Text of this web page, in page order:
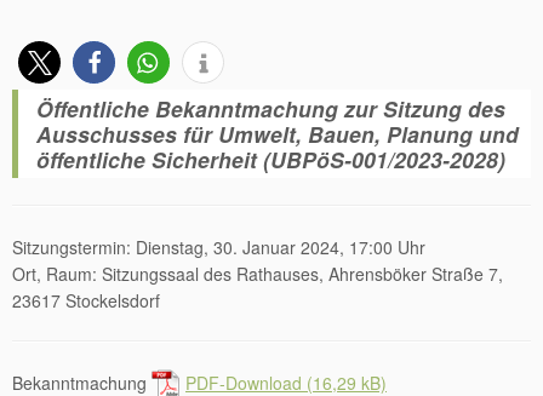
Öffentliche Bekanntmachung zur Sitzung des
Ausschusses für Umwelt, Bauen, Planung und
öffentliche Sicherheit (UBPöS-001/2023-2028)
Sitzungstermin: Dienstag, 30. Januar 2024, 17:00 Uhr
Ort, Raum: Sitzungssaal des Rathauses, Ahrensböker Straße 7,
23617 Stockelsdorf
Bekanntmachung
PDF-Download